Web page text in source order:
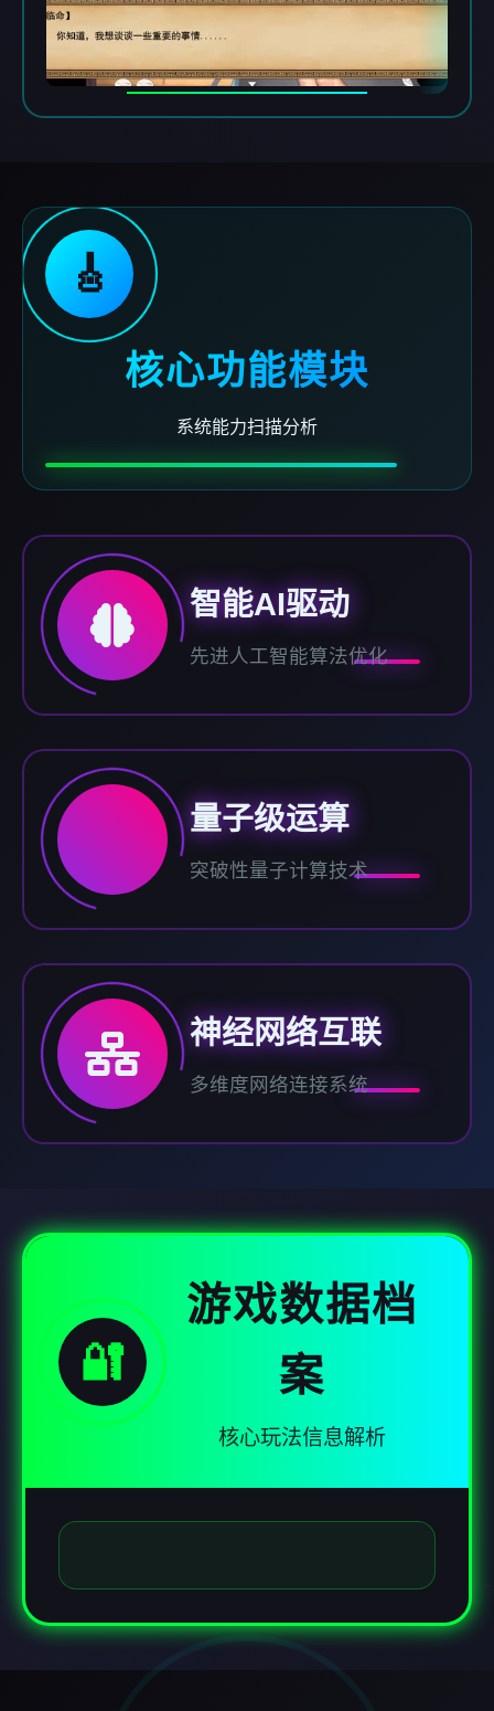
🎸
核心功能模块
系统能力扫描分析
智能AI驱动
先进人工智能算法优化
量子级运算
突破性量子计算技术
神经网络互联
多维度网络连接系统
🔐
游戏数据档
案
核心玩法信息解析